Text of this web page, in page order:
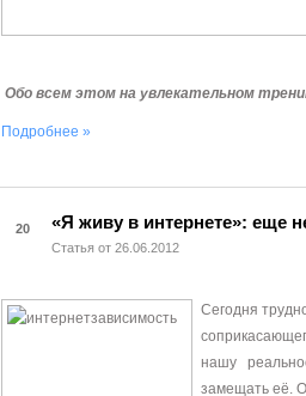
Обо всем этом на увлекательном
Подробнее »
20 «Я живу в интернете»: еще
Статья от 26.06.2012
Сегодня
нашу
замещать её.